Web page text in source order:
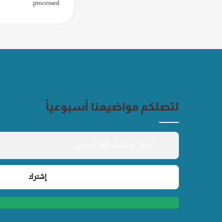
processed
.
لتصلكم مواضيعنا أسبوعياً